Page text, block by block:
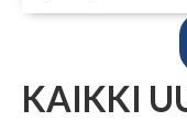
KAIKKI